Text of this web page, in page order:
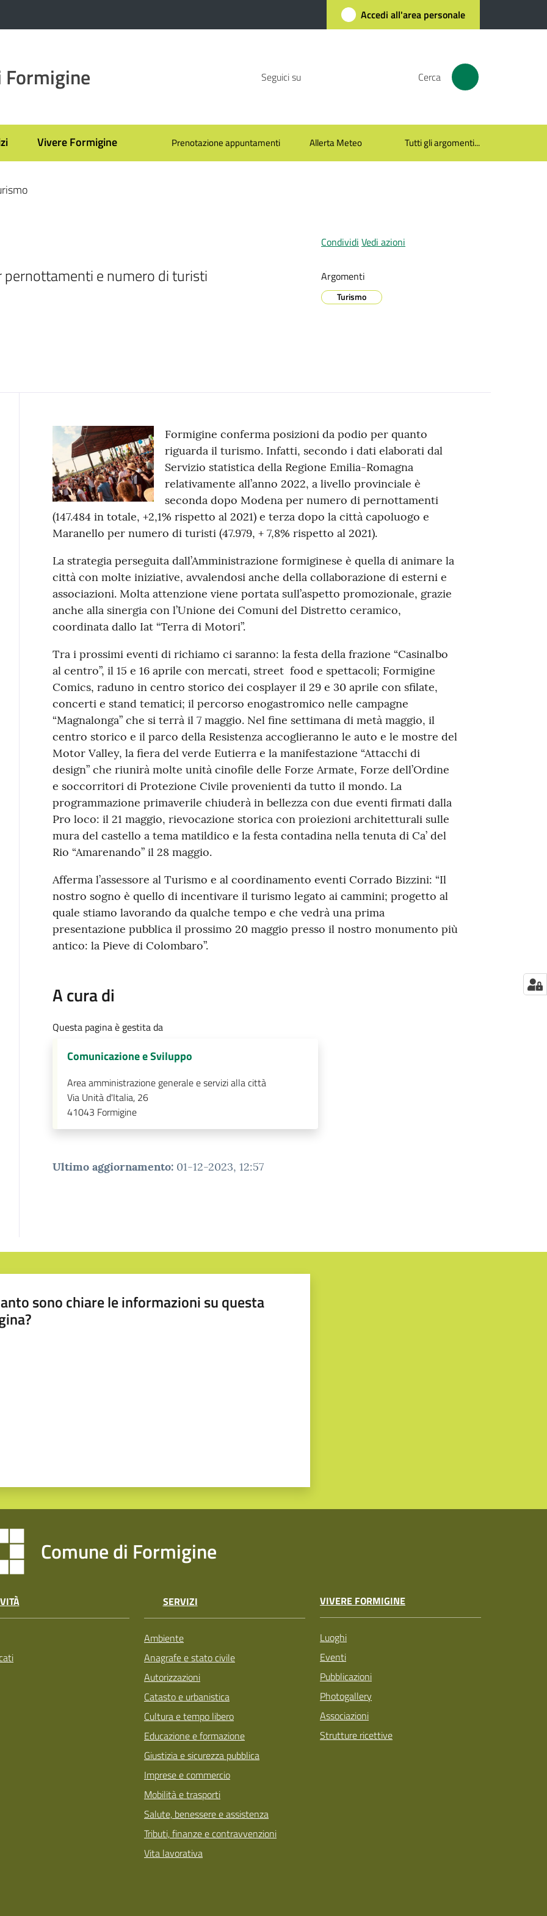
Accedi all'area personale
Formigine Seguici su Cerca
Vivere Formigine Prenotazione appuntamenti Allerta Meteo Tutti gli argomenti...
pernottamenti e numero di turisti
Condividi Vedi azioni
Argomenti
Turismo
Contenuto
Formigine conferma posizioni da podio per quanto
riguarda il turismo. Infatti, secondo i dati elaborati dal
Servizio statistica della Regione Emilia-Romagna
relativamente all’anno 2022, a livello provinciale è
seconda dopo Modena per numero di pernottamenti
(147.484 in totale, +2,1% rispetto al 2021) e terza dopo la città capoluogo e
Maranello per numero di turisti (47.979, + 7,8% rispetto al 2021).
La strategia perseguita dall’Amministrazione formiginese è quella di animare la
città con molte iniziative, avvalendosi anche della collaborazione di esterni e
associazioni. Molta attenzione viene portata sull’aspetto promozionale, grazie
anche alla sinergia con l’Unione dei Comuni del Distretto ceramico,
coordinata dallo Iat “Terra di Motori”.
Tra i prossimi eventi di richiamo ci saranno: la festa della frazione “Casinalbo
al centro”, il 15 e 16 aprile con mercati, street food e spettacoli; Formigine
Comics, raduno in centro storico dei cosplayer il 29 e 30 aprile con sfilate,
concerti e stand tematici; il percorso enogastromico nelle campagne
“Magnalonga” che si terrà il 7 maggio. Nel fine settimana di metà maggio, il
centro storico e il parco della Resistenza accoglieranno le auto e le mostre del
Motor Valley, la fiera del verde Eutierra e la manifestazione “Attacchi di
design” che riunirà molte unità cinofile delle Forze Armate, Forze dell’Ordine
e soccorritori di Protezione Civile provenienti da tutto il mondo. La
programmazione primaverile chiuderà in bellezza con due eventi firmati dalla
Pro loco: il 21 maggio, rievocazione storica con proiezioni architetturali sulle
mura del castello a tema matildico e la festa contadina nella tenuta di Ca’ del
Rio “Amarenando” il 28 maggio.
Afferma l’assessore al Turismo e al coordinamento eventi Corrado Bizzini: “Il
nostro sogno è quello di incentivare il turismo legato ai cammini; progetto al
quale stiamo lavorando da qualche tempo e che vedrà una prima
presentazione pubblica il prossimo 20 maggio presso il nostro monumento più
antico: la Pieve di Colombaro”.
A cura di
Questa pagina è gestita da
Comunicazione e Sviluppo
Area amministrazione generale e servizi alla città
Via Unità d'Italia, 26
41043 Formigine
Ultimo aggiornamento: 01-12-2023, 12:57
sono chiare le informazioni su questa
Comune di Formigine
SERVIZI
Ambiente
Anagrafe e stato civile
Autorizzazioni
Catasto e urbanistica
Cultura e tempo libero
Educazione e formazione
Giustizia e sicurezza pubblica
Imprese e commercio
Mobilità e trasporti
Salute, benessere e assistenza
Tributi, finanze e contravvenzioni
Vita lavorativa
VIVERE FORMIGINE
Luoghi
Eventi
Pubblicazioni
Photogallery
Associazioni
Strutture ricettive